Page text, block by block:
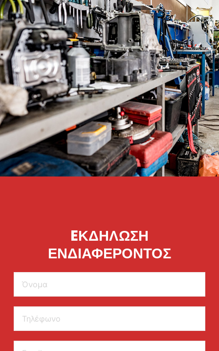
EΚΔΗΛΩΣΗ
ΕΝΔΙΑΦΕΡΟΝΤΟΣ